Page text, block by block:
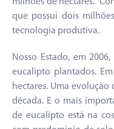
que possui dois
tecnologia produtiva.
Nosso Estado, em
eucalipto plantados.
hectares. Uma evolução
década. E o mais
de eucalipto está na